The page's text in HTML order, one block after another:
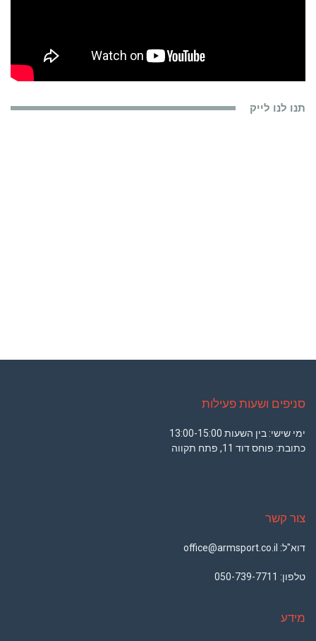
תנו לנו לייק
סניפים ושעות פעילות
ימי שישי: בין השעות 13:00-15:00
כתובת: פוחס דוד 11, פתח תקווה
צור קשר
דוא"ל: office@armsport.co.il
טלפון: 050-739-7711
מידע